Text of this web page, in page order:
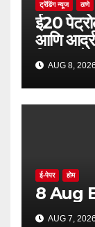
ट्रेंडिंग न्यूज ठाणे
ई20
आणि
सिद्ध झाले
AUG 8, 2026
ई-पेपर होम
AUG 7, 2026